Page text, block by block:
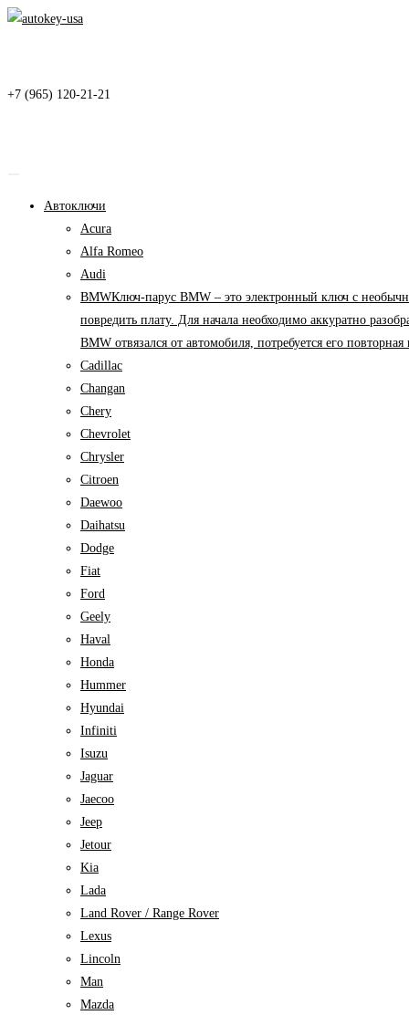
Перейти
+7 (965) 120-21-21
Автоключи
Acura
Alfa Romeo
Audi
BMWКлюч-парус BMW – это электронный ключ с
повредить плату. Для начала необходимо аккуратно
BMW отвязался от автомобиля, потребуется его
Cadillac
Changan
Chery
Chevrolet
Chrysler
Citroen
Daewoo
Daihatsu
Dodge
Fiat
Ford
Geely
Haval
Honda
Hummer
Hyundai
Infiniti
Isuzu
Jaguar
Jaecoo
Jeep
Jetour
Kia
Lada
Land Rover / Range Rover
Lexus
Lincoln
Man
Mazda